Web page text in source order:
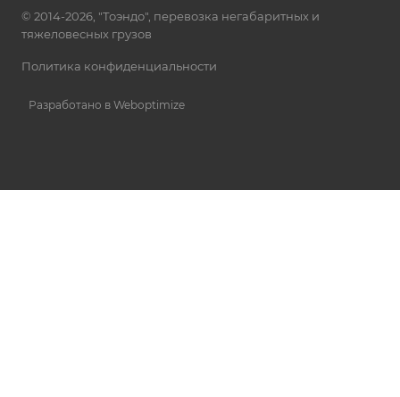
© 2014-2026, "Тоэндо", перевозка негабаритных и
тяжеловесных грузов
Политика конфиденциальности
Разработано в Weboptimize